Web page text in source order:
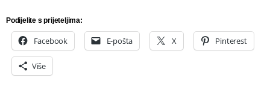
Podijelite s prijeteljima:
Facebook E-pošta X Pinterest
Više